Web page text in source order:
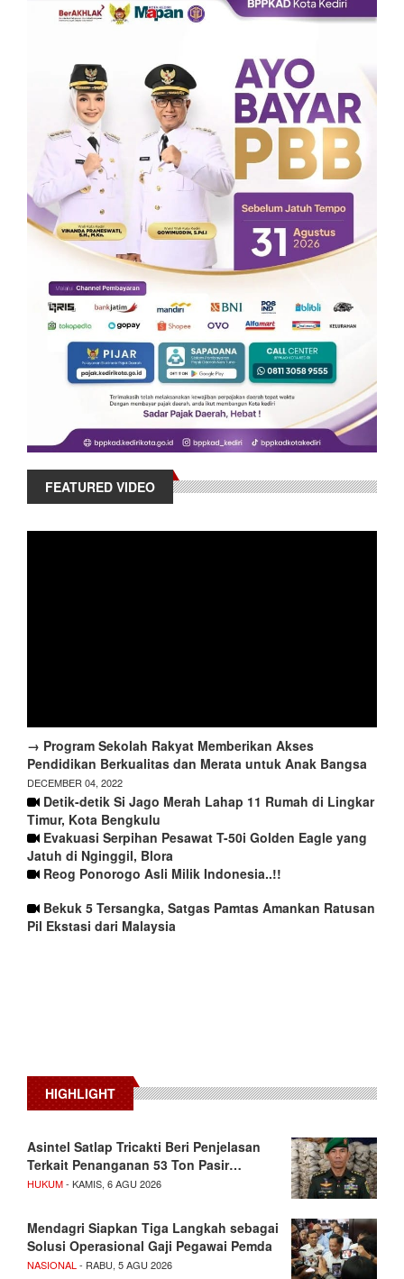
FEATURED VIDEO
→ Program Sekolah Rakyat Memberikan Akses
Pendidikan Berkualitas dan Merata untuk Anak Bangsa
DECEMBER 04, 2022
Detik-detik Si Jago Merah Lahap 11 Rumah di Lingkar
Timur, Kota Bengkulu
Evakuasi Serpihan Pesawat T-50i Golden Eagle yang
Jatuh di Nginggil, Blora
Reog Ponorogo Asli Milik Indonesia..!!
Bekuk 5 Tersangka, Satgas Pamtas Amankan Ratusan
Pil Ekstasi dari Malaysia
HIGHLIGHT
Asintel Satlap Tricakti Beri Penjelasan
Terkait Penanganan 53 Ton Pasir…
HUKUM- KAMIS, 6 AGU 2026
Mendagri Siapkan Tiga Langkah sebagai
Solusi Operasional Gaji Pegawai Pemda
NASIONAL - RABU, 5 AGU 2026